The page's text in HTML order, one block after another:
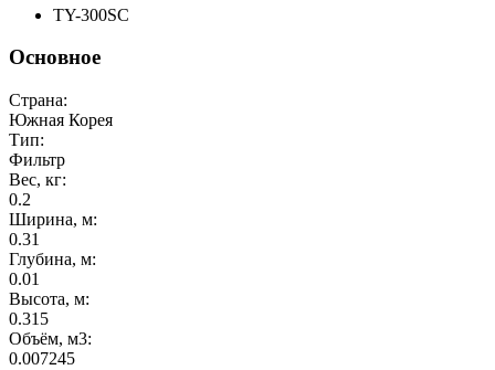
TY-300SC
Основное
Страна:
Южная Корея
Тип:
Фильтр
Вес, кг:
0.2
Ширина, м:
0.31
Глубина, м:
0.01
Высота, м:
0.315
Объём, м3:
0.007245